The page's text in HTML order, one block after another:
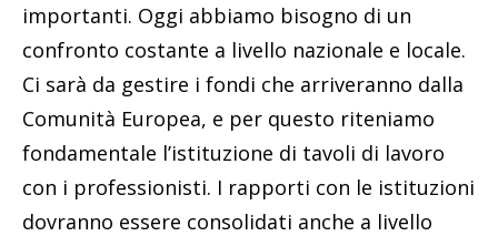
importanti. Oggi abbiamo bisogno di un
confronto costante a livello nazionale e locale.
Ci sarà da gestire i fondi che arriveranno dalla
Comunità Europea, e per questo riteniamo
fondamentale l’istituzione di tavoli di lavoro
con i professionisti. I rapporti con le istituzioni
dovranno essere consolidati anche a livello